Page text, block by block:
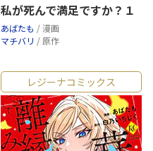
私が死んで満足ですか？１
あばたも / 漫画
マチバリ / 原作
レジーナコミックス